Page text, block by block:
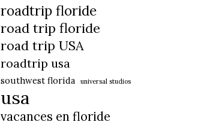
roadtrip floride
road trip floride
road trip USA
roadtrip usa
southwest florida universal studios
usa
vacances en floride